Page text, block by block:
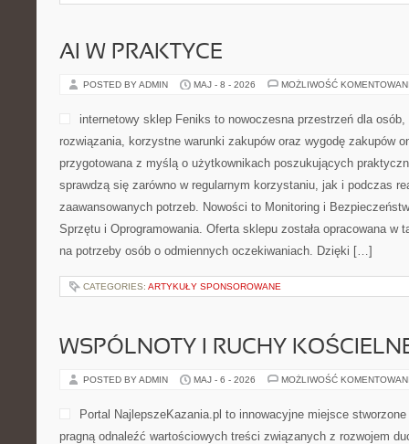
AI W PRAKTYCE
POSTED BY ADMIN MAJ - 8 - 2026 MOŻLIWOŚĆ
internetowy sklep Feniks to nowoczesna przestrzeń dla
rozwiązania, korzystne warunki zakupów oraz wygodę zakupów
przygotowana z myślą o użytkownikach poszukujących
sprawdzą się zarówno w regularnym korzystaniu, jak i podczas
zaawansowanych potrzeb. Nowości to Monitoring i
Sprzętu i Oprogramowania. Oferta sklepu została opracowana w
na potrzeby osób o odmiennych oczekiwaniach. Dzięki […]
CATEGORIES: ARTYKUŁY SPONSOROWANE
WSPÓLNOTY I RUCHY
POSTED BY ADMIN MAJ - 6 - 2026 MOŻLIWOŚĆ
Portal NajlepszeKazania.pl to innowacyjne miejsce
pragną odnaleźć wartościowych treści związanych z rozwojem